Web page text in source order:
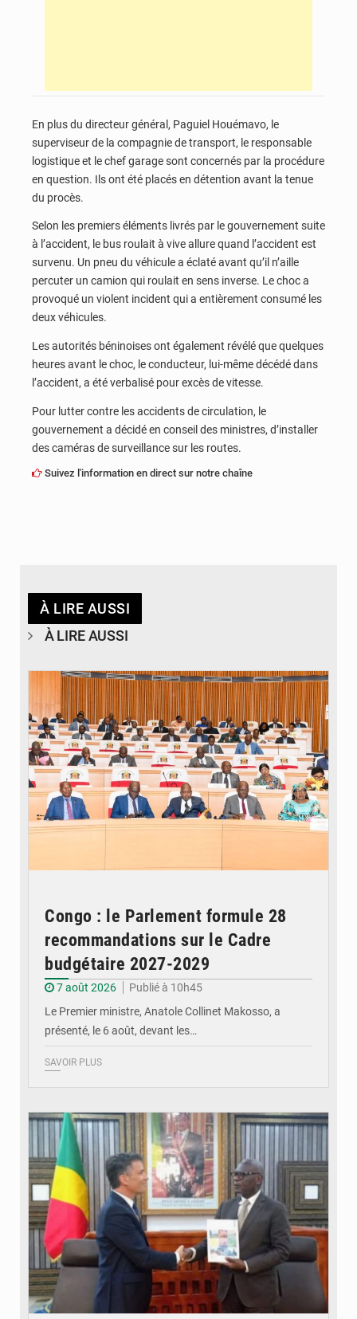
En plus du directeur général, Paguiel Houémavo, le
superviseur de la compagnie de transport, le responsable
logistique et le chef garage sont concernés par la procédure
en question. Ils ont été placés en détention avant la tenue
du procès.
Selon les premiers éléments livrés par le gouvernement suite
à l’accident, le bus roulait à vive allure quand l’accident est
survenu. Un pneu du véhicule a éclaté avant qu’il n’aille
percuter un camion qui roulait en sens inverse. Le choc a
provoqué un violent incident qui a entièrement consumé les
deux véhicules.
Les autorités béninoises ont également révélé que quelques
heures avant le choc, le conducteur, lui-même décédé dans
l’accident, a été verbalisé pour excès de vitesse.
Pour lutter contre les accidents de circulation, le
gouvernement a décidé en conseil des ministres, d’installer
des caméras de surveillance sur les routes.
Suivez l'information en direct sur notre chaîne
À LIRE AUSSI
À LIRE AUSSI
Congo : le Parlement formule 28
recommandations sur le Cadre
budgétaire 2027-2029
7 août 2026
Publié à 10h45
Le Premier ministre, Anatole Collinet Makosso, a
présenté, le 6 août, devant les…
SAVOIR PLUS